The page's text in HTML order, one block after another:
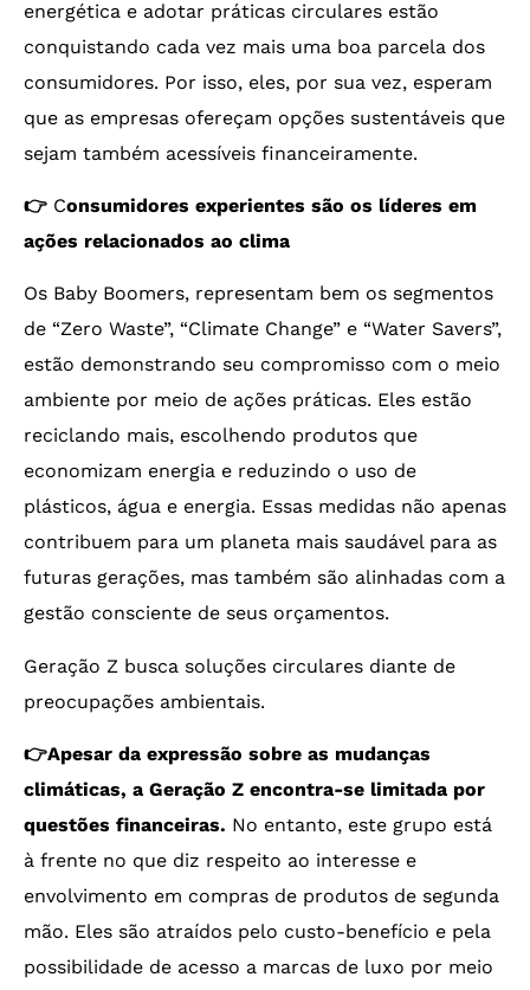
energética e adotar práticas circulares estão
conquistando cada vez mais uma boa parcela dos
consumidores. Por isso, eles, por sua vez, esperam
que as empresas ofereçam opções sustentáveis que
sejam também acessíveis financeiramente.
👉 Consumidores experientes são os líderes em
ações relacionados ao clima
Os Baby Boomers, representam bem os segmentos
de “Zero Waste”, “Climate Change” e “Water Savers”,
estão demonstrando seu compromisso com o meio
ambiente por meio de ações práticas. Eles estão
reciclando mais, escolhendo produtos que
economizam energia e reduzindo o uso de
plásticos, água e energia. Essas medidas não apenas
contribuem para um planeta mais saudável para as
futuras gerações, mas também são alinhadas com a
gestão consciente de seus orçamentos.
Geração Z busca soluções circulares diante de
preocupações ambientais.
👉Apesar da expressão sobre as mudanças
climáticas, a Geração Z encontra-se limitada por
questões financeiras. No entanto, este grupo está
à frente no que diz respeito ao interesse e
envolvimento em compras de produtos de segunda
mão. Eles são atraídos pelo custo-benefício e pela
possibilidade de acesso a marcas de luxo por meio